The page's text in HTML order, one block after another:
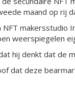
maand op rij
weerspiegelen
hij denkt dat de
dat deze